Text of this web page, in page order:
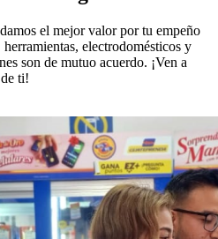
damos el mejor valor por tu empeño
electrodomésticos y
son de mutuo acuerdo. ¡Ven a
ti!